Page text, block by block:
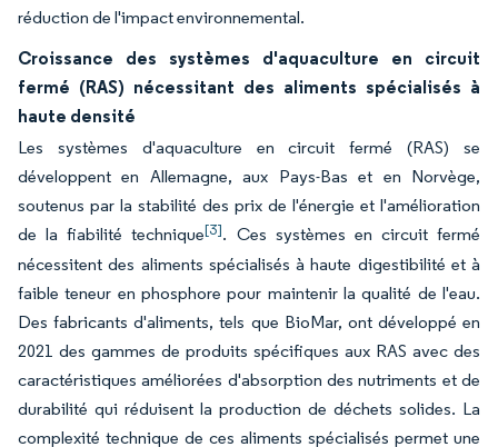
réduction de l'impact environnemental.
Croissance des systèmes d'aquaculture en circuit
fermé (RAS) nécessitant des aliments spécialisés à
haute densité
Les systèmes d'aquaculture en circuit fermé (RAS) se
développent en Allemagne, aux Pays-Bas et en Norvège,
soutenus par la stabilité des prix de l'énergie et l'amélioration
de la fiabilité technique[3]. Ces systèmes en circuit fermé
nécessitent des aliments spécialisés à haute digestibilité et à
faible teneur en phosphore pour maintenir la qualité de l'eau.
Des fabricants d'aliments, tels que BioMar, ont développé en
2021 des gammes de produits spécifiques aux RAS avec des
caractéristiques améliorées d'absorption des nutriments et de
durabilité qui réduisent la production de déchets solides. La
complexité technique de ces aliments spécialisés permet une